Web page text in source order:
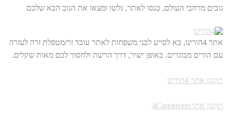
גובים מרחבי העולם, כנסו לאתר, גלשו ומצאו את הגוב הבא שלכם
אתר 4הורינו, בא לסייע לבני משפחות לאתר עובד זר/מטפלת זרה לעזרה
עם הורים מבוגרים. באופן ישיר, דרך הרשת ולחסוך לכם מאות שקלים.
תקנון אתר 4הורינו
תקנון אתר4Caregivers